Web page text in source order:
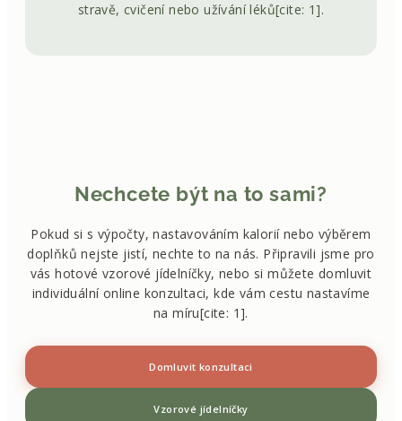
stravě, cvičení nebo užívání léků[cite: 1].
Nechcete být na to sami?
Pokud si s výpočty, nastavováním kalorií nebo výběrem
doplňků nejste jistí, nechte to na nás. Připravili jsme pro
vás hotové vzorové jídelníčky, nebo si můžete domluvit
individuální online konzultaci, kde vám cestu nastavíme
na míru[cite: 1].
Domluvit konzultaci
Vzorové jídelníčky